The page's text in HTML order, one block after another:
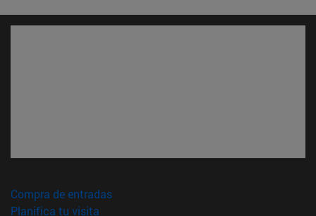
Compra de entradas(abre en nueva ventana)
Planifica tu visita